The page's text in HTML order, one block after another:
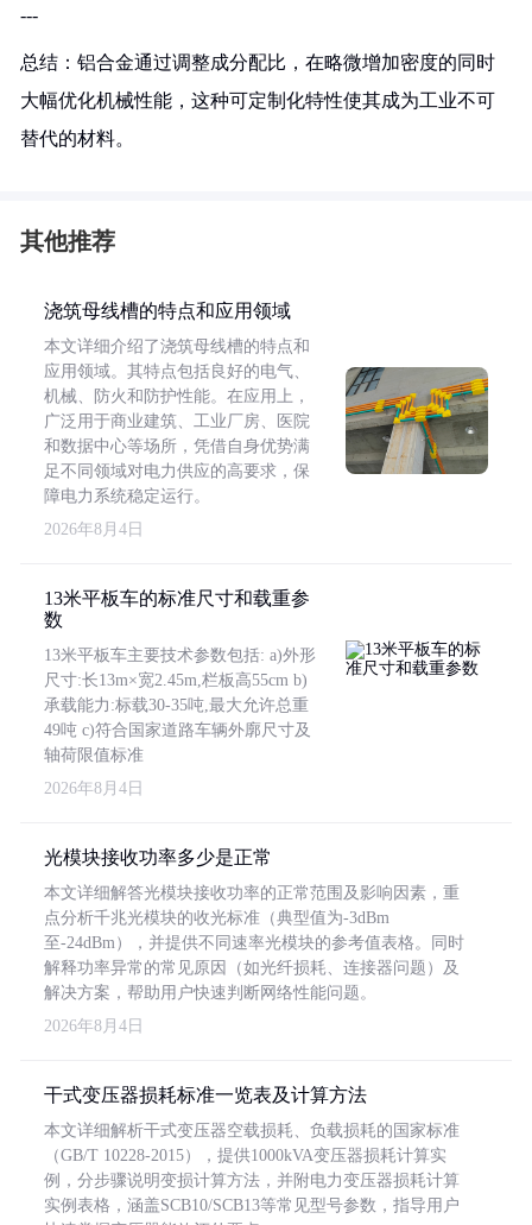
---
总结：铝合金通过调整成分配比，在略微增加密度的同时
大幅优化机械性能，这种可定制化特性使其成为工业不可
替代的材料。
其他推荐
浇筑母线槽的特点和应用领域
本文详细介绍了浇筑母线槽的特点和
应用领域。其特点包括良好的电气、
机械、防火和防护性能。在应用上，
广泛用于商业建筑、工业厂房、医院
和数据中心等场所，凭借自身优势满
足不同领域对电力供应的高要求，保
障电力系统稳定运行。
2026年8月4日
13米平板车的标准尺寸和载重参
数
13米平板车主要技术参数包括: a)外形
尺寸:长13m×宽2.45m,栏板高55cm b)
承载能力:标载30-35吨,最大允许总重
49吨 c)符合国家道路车辆外廓尺寸及
轴荷限值标准
2026年8月4日
光模块接收功率多少是正常
本文详细解答光模块接收功率的正常范围及影响因素，重
点分析千兆光模块的收光标准（典型值为-3dBm
至-24dBm），并提供不同速率光模块的参考值表格。同时
解释功率异常的常见原因（如光纤损耗、连接器问题）及
解决方案，帮助用户快速判断网络性能问题。
2026年8月4日
干式变压器损耗标准一览表及计算方法
本文详细解析干式变压器空载损耗、负载损耗的国家标准
（GB/T 10228-2015），提供1000kVA变压器损耗计算实
例，分步骤说明变损计算方法，并附电力变压器损耗计算
实例表格，涵盖SCB10/SCB13等常见型号参数，指导用户